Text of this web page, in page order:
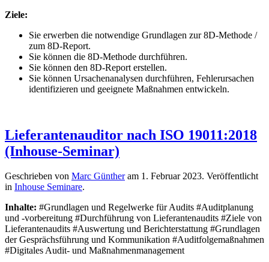
Ziele:
Sie erwerben die notwendige Grundlagen zur 8D-Methode /
zum 8D-Report.
Sie können die 8D-Methode durchführen.
Sie können den 8D-Report erstellen.
Sie können Ursachenanalysen durchführen, Fehlerursachen
identifizieren und geeignete Maßnahmen entwickeln.
Lieferantenauditor nach ISO 19011:2018
(Inhouse-Seminar)
Geschrieben von Marc Güntheram 1. Februar 2023. Veröffentlicht
in Inhouse Seminare.
Inhalte: #Grundlagen und Regelwerke für Audits #Auditplanung
und -vorbereitung #Durchführung von Lieferantenaudits #Ziele von
Lieferantenaudits #Auswertung und Berichterstattung #Grundlagen
der Gesprächsführung und Kommunikation #Auditfolgemaßnahmen
#Digitales Audit- und Maßnahmenmanagement